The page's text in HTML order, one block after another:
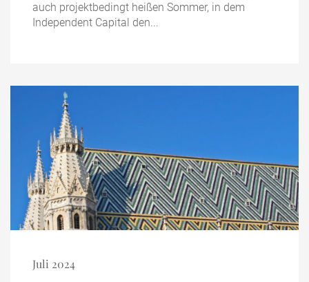
auch projektbedingt heißen Sommer, in dem
Independent Capital den...
Juli 2024